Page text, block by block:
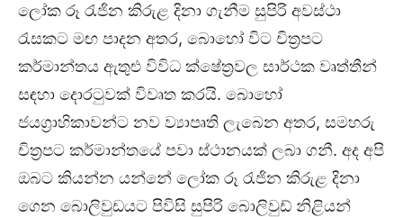
ලෝක රූ රැජින කිරුළ දිනා ගැනීම සුපිරි අවස්ථා
රැසකට මඟ පාදන අතර, බොහෝ විට චිත්‍රපට
කර්මාන්තය ඇතුළු විවිධ ක්ෂේත්‍රවල සාර්ථක වෘත්තීන්
සඳහා දොරටුවක් විවෘත කරයි. බොහෝ
ජයග්‍රාහිකාවන්ට නව ව්‍යාපෘති ලැබෙන අතර, සමහරු
චිත්‍රපට කර්මාන්තයේ පවා ස්ථානයක් ලබා ගනී. අද අපි
ඔබට කියන්න යන්නේ ලෝක රූ රැජින කිරුළ දිනා
ගෙන බොලිවුඩයට පිවිසි සුපිරි බොලිවුඩ් නිළියන්